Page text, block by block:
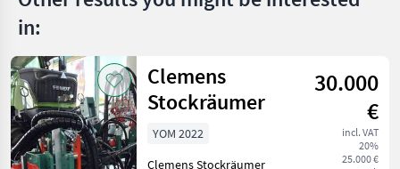
all 8
MARKETPLACE
Marketplace
Dealer
offers
Classifieds
in:
Clemens
Stockräumer
30.000
€
incl. VAT
20%
25.000 €
YOM 2022
Clemens Stockräumer